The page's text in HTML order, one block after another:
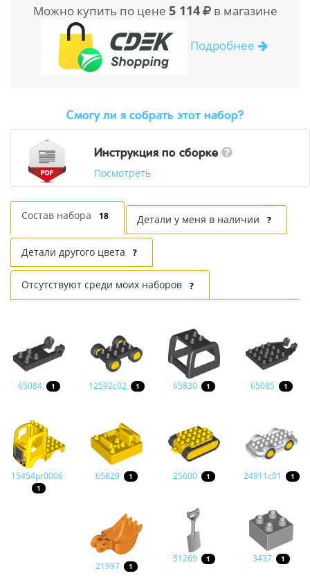
Можно купить по цене 5 114 в магазине
Подробнее
Cмогу ли я собрать этот набор?
Инструкция по сборке
Посмотреть
Состав набора 18 Детали у меня в наличии ?
Детали другого цвета ?
Отсутствуют среди моих наборов ?
65084 1 12592c02 1 65830 1 65085 1
15454pr0006
1
65829 1 25600 1 24911c01 1
21997 1
51269 1 3437 1